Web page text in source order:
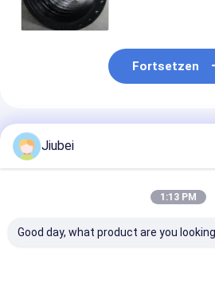
Fortsetzen
Empfohlene Produkte
Jiubei
1:13 PM
Good day, what product are you